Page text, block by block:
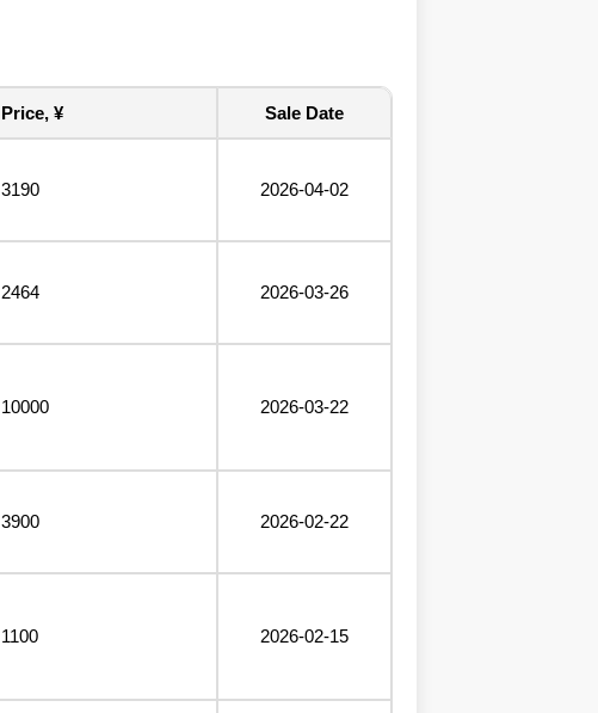
Price, ¥ Sale Date
3190 2026-04-02
2464 2026-03-26
10000 2026-03-22
3900 2026-02-22
1100 2026-02-15